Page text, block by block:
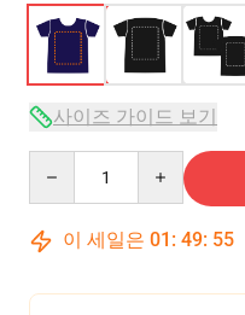
사이즈 가이드 보기
이 세일은 01 : 49: 54